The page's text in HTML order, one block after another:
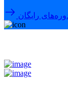
رایگان